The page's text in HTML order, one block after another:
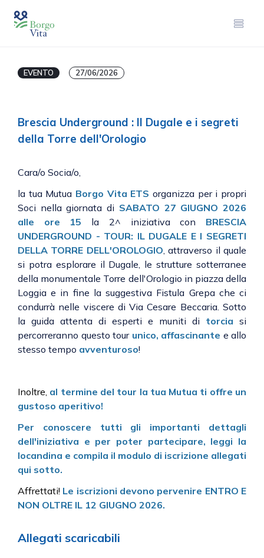
EVENTO 27/06/2026
Brescia Underground : Il Dugale e i segreti
della Torre dell'Orologio
Cara/o Socia/o,
la tua Mutua Borgo Vita ETS organizza per i propri
Soci nella giornata di SABATO 27 GIUGNO 2026
alle ore 15 la 2^ iniziativa con BRESCIA
UNDERGROUND - TOUR: IL DUGALE E I SEGRETI
DELLA TORRE DELL'OROLOGIO, attraverso il quale
si potra esplorare il Dugale, le strutture sotterranee
della monumentale Torre dell'Orologio in piazza della
Loggia e in fine la suggestiva Fistula Grepa che ci
condurrà nelle viscere di Via Cesare Beccaria. Sotto
la guida attenta di esperti e muniti di torcia si
percorreranno questo tour unico, affascinante e allo
stesso tempo avventuroso!
Inoltre, al termine del tour la tua Mutua ti offre un
gustoso aperitivo!
Per conoscere tutti gli importanti dettagli
dell'iniziativa e per poter partecipare, leggi la
locandina e compila il modulo di iscrizione allegati
qui sotto.
Affrettati! Le iscrizioni devono pervenire ENTRO E
NON OLTRE IL 12 GIUGNO 2026.
Allegati scaricabili